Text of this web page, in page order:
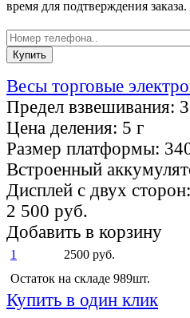
время для подтверждения заказа.
Весы торговые
Предел взвешивания:
Цена деления: 5 г
Размер платформы:
Встроенный
Дисплей с двух сторон:
2 500 руб.
Добавить в корзину
1
2500 руб.
Остаток на складе 989шт.
Купить в один клик